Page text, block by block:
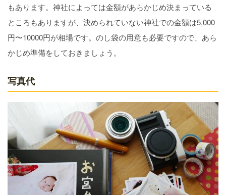
もあります。神社によっては金額があらかじめ決まっている
ところもありますが、決められていない神社での金額は5,000
円〜10000円が相場です。のし袋の用意も必要ですので、あら
かじめ準備をしておきましょう。
写真代